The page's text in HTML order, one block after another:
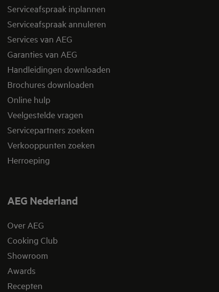
Serviceafspraak inplannen
Serviceafspraak annuleren
Services van AEG
Garanties van AEG
Handleidingen downloaden
Brochures downloaden
Online hulp
Veelgestelde vragen
Servicepartners zoeken
Verkooppunten zoeken
Herroeping
AEG Nederland
Over AEG
Cooking Club
Showroom
Awards
Recepten